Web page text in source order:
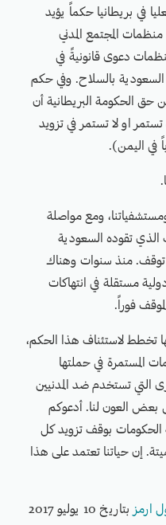
في بريطانيا حكماً يؤيد
المجتمع المدني
دعوى قانونيةً في
السعودية بالسلاح. وفي حكم
حق الحكومة البريطانية أن
او لا تستمر في تزويد
في اليمن).
ومع مواصلة
الذي تقوده السعودية
توقف. منذ سنوات وهناك
مستقلة في انتهاكات
فوراً.
تخطط لاستئناف هذا الحكم،
المستمرة في حملتها
التي تستخدم ضد المدنيين
بعض العون لنا. أدعوكم
الحكومات بوقف تزويد كل
إن حياتنا تعتمد على هذا
ارمز بتاريخ 10 يوليو 2017